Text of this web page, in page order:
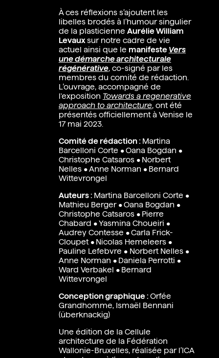
À ces réflexions s’ajoutent les
libelles brodés à l’humour singulier
de la plasticienne Aurélie William
Levaux sur notre cadre de vie
actuel ainsi que le manifeste Vers
une démarche architecturale
régénérative, co-signé par les
membres du comité de rédaction.
L’ouvrage, accompagné de
l'exposition Towards a regenerative
approach to architecture, ont été
présentés officiellement à Venise le
17 mai 2023.
Comité de rédaction : Martina
Barcelloni Corte •Oana Bogdan •
Christophe Catsaros • Norbert
Nelles •Anne Norman • Bernard
Wittevrongel
Auteurs : Martina Barcelloni Corte •
Mathieu Berger •Oana Bogdan •
Christophe Catsaros • Pierre
Chabard •Yasmina Choueiri •
Audrey Contesse •Carla Frick-
Cloupet • Nicolas Hemeleers •
Pauline Lefebvre • Norbert Nelles •
Anne Norman • Daniela Perrotti •
Ward Verbakel • Bernard
Wittevrongel
Conception graphique : Orfée
Grandhomme, Ismaël Bennani
(überknackig)
Une édition de la Cellule
architecture de la Fédération
Wallonie-Bruxelles, réalisée par l’ICA